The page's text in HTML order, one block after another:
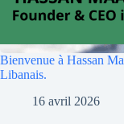
Bienvenue à Hassan
Libanais.
16 avril 2026